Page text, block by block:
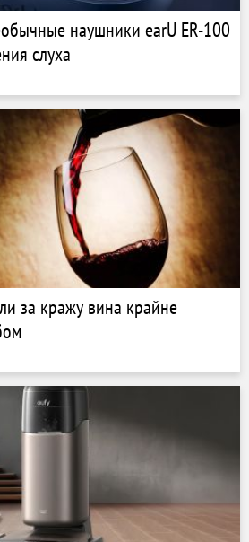
наушники earU ER-100
слуха
за кражу вина крайне